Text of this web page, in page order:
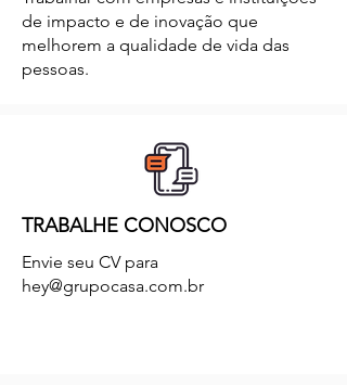
de impacto e de inovação que
melhorem a qualidade de vida das
pessoas.
TRABALHE CONOSCO
Envie seu CV para
hey@grupocasa.com.br